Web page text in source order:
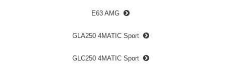
E63 AMG
GLA250 4MATIC Sport
GLC250 4MATIC Sport